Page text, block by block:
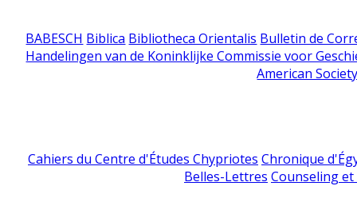
BABESCH Biblica Bibliotheca Orientalis Bulletin de
Handelingen van de Koninklijke Commissie voor
American
Cahiers du Centre d'Études Chypriotes Chronique
Belles-Lettres Counseling